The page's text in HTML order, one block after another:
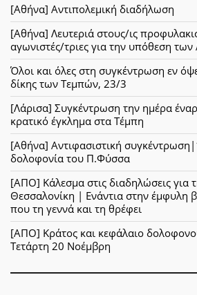
[Αθήνα] Αντιπολεμική διαδήλωση
[Αθήνα] Λευτεριά στους/ις
αγωνιστές/τριες για την υπόθεση
Όλοι και όλες στη συγκέντρωση εν
δίκης των Τεμπών, 23/3
[Λάρισα] Συγκέντρωση την ημέρα
κρατικό έγκλημα στα Τέμπη
[Αθήνα] Αντιφασιστική
δολοφονία του Π.Φύσσα
[ΑΠΟ] Κάλεσμα στις διαδηλώσεις για
Θεσσαλονίκη | Ενάντια στην έμφυλη
που τη γεννά και τη θρέφει
[ΑΠΟ] Κράτος και κεφάλαιο
Τετάρτη 20 Νοέμβρη